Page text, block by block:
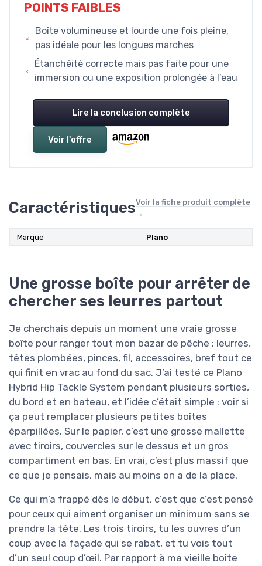
POINTS FAIBLES
Boîte volumineuse et lourde une fois pleine,
pas idéale pour les longues marches
Étanchéité correcte mais pas faite pour une
immersion ou une exposition prolongée à l’eau
Lire la conclusion complète
Voir l'offre
CaractéristiquesVoir la fiche produit complète
→
Marque Plano
Une grosse boîte pour arrêter de
chercher ses leurres partout
Je cherchais depuis un moment une vraie grosse
boîte pour ranger tout mon bazar de pêche : leurres,
têtes plombées, pinces, fil, accessoires, bref tout ce
qui finit en vrac au fond du sac. J’ai testé ce Plano
Hybrid Hip Tackle System pendant plusieurs sorties,
du bord et en bateau, et l’idée c’était simple : voir si
ça peut remplacer plusieurs petites boîtes
éparpillées. Sur le papier, c’est une grosse mallette
avec tiroirs, couvercles sur le dessus et un gros
compartiment en bas. En vrai, c’est plus massif que
ce que je pensais, mais au moins on a de la place.
Ce qui m’a frappé dès le début, c’est que c’est pensé
pour ceux qui aiment organiser un minimum sans se
prendre la tête. Les trois tiroirs, tu les ouvres d’un
coup avec la façade qui se rabat, et tu vois tout
d’un seul coup d’œil. Par rapport à ma vieille boîte